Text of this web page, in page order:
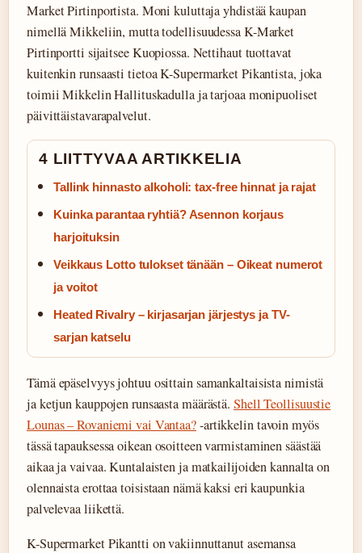
Market Pirtinportista. Moni kuluttaja yhdistää kaupan
nimellä Mikkeliin, mutta todellisuudessa K-Market
Pirtinportti sijaitsee Kuopiossa. Nettihaut tuottavat
kuitenkin runsaasti tietoa K-Supermarket Pikantista, joka
toimii Mikkelin Hallituskadulla ja tarjoaa monipuoliset
päivittäistavarapalvelut.
4 LIITTYVAA ARTIKKELIA
Tallink hinnasto alkoholi: tax-free hinnat ja rajat
Kuinka parantaa ryhtiä? Asennon korjaus
harjoituksin
Veikkaus Lotto tulokset tänään – Oikeat numerot
ja voitot
Heated Rivalry – kirjasarjan järjestys ja TV-
sarjan katselu
Tämä epäselvyys johtuu osittain samankaltaisista nimistä
ja ketjun kauppojen runsaasta määrästä. Shell Teollisuustie
Lounas – Rovaniemi vai Vantaa?-artikkelin tavoin myös
tässä tapauksessa oikean osoitteen varmistaminen säästää
aikaa ja vaivaa. Kuntalaisten ja matkailijoiden kannalta on
olennaista erottaa toisistaan nämä kaksi eri kaupunkia
palvelevaa liikettä.
K-Supermarket Pikantti on vakiinnuttanut asemansa